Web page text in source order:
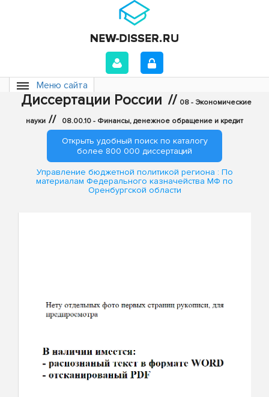
Меню сайта
Диссертации России // 08 - Экономические
науки // 08.00.10 - Финансы, денежное обращение и кредит
Открыть удобный поиск по каталогу
более 800 000 диссертаций
Управление бюджетной политикой региона : По
материалам Федерального казначейства МФ по
Оренбургской области